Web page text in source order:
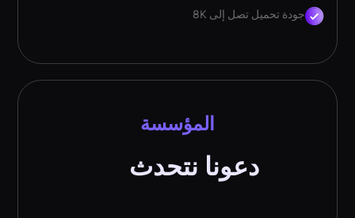
جودة تحميل تصل إلى 8K
المؤسسة
دعونا نتحدث